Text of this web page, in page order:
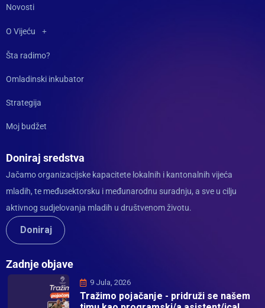
Novosti
O Vijeću
Šta radimo?
Omladinski inkubator
Strategija
Moj budžet
Doniraj sredstva
Jačamo organizacijske kapacitete lokalnih i kantonalnih vijeća
mladih, te međusektorsku i međunarodnu suradnju, a sve u cilju
aktivnog sudjelovanja mladih u društvenom životu.
Doniraj
Zadnje objave
9 Jula, 2026
Tražimo pojačanje - pridruži se našem